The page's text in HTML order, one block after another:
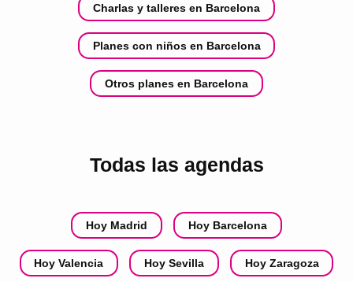
Charlas y talleres en Barcelona
Planes con niños en Barcelona
Otros planes en Barcelona
Todas las agendas
Hoy Madrid Hoy Barcelona
Hoy Valencia Hoy Sevilla Hoy Zaragoza